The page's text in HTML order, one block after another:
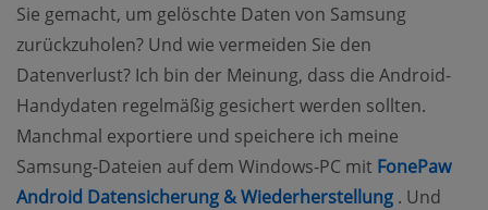
Sie gemacht, um gelöschte Daten von Samsung
zurückzuholen? Und wie vermeiden Sie den
Datenverlust? Ich bin der Meinung, dass die Android-
Handydaten regelmäßig gesichert werden sollten.
Manchmal exportiere und speichere ich meine
Samsung-Dateien auf dem Windows-PC mit FonePaw
Android Datensicherung & Wiederherstellung (opens
. Und